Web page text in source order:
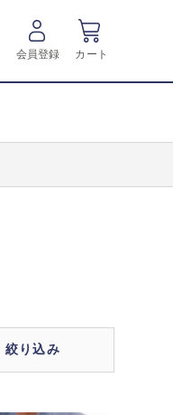
会員登録 カート
絞り込み